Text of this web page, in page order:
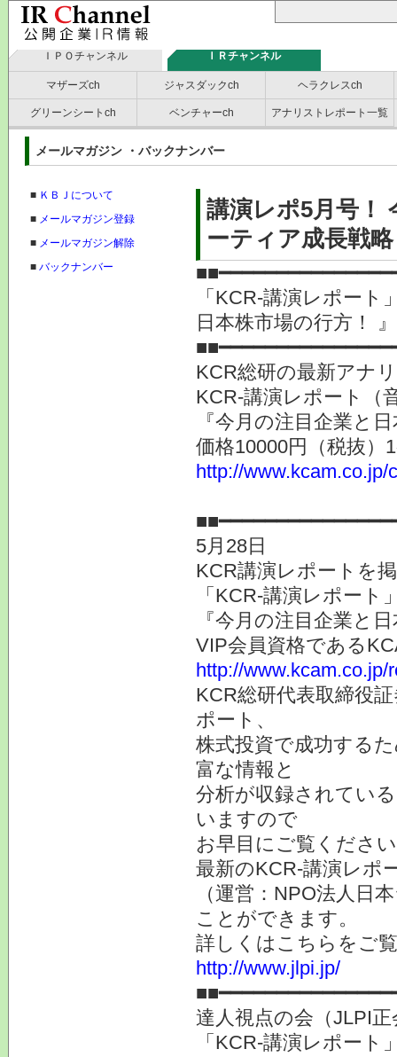
ＩＰＯチャンネル ＩＲチャンネル
マザーズch ジャスダックch ヘラクレスch
グリーンシートch ベンチャーch アナリストレポート一覧
メールマガジン ・バックナンバー
■ ＫＢＪについて
■ メールマガジン登録
■ メールマガジン解除
■ バックナンバー
講演レポ5月号！
ーティア成長戦
「KCR-講演レポート
日本株市場の行方！ 』
KCR総研の最新アナ
KCR-講演レポート（
『今月の注目企業と
価格10000円（税抜）
http://www.kcam.co.jp/
5月28日
KCR講演レポートを
「KCR-講演レポー
『今月の注目企業と
VIP会員資格である
http://www.kcam.co.jp/
KCR総研代表取締役
ポート、
株式投資で成功する
富な情報と
分析が収録されてい
いますので
お早目にご覧くださ
最新のKCR-講演レポ
（運営：NPO法人日
ことができます。
詳しくはこちらをご
http://www.jlpi.jp/
達人視点の会（JLPI
「KCR-講演レポー